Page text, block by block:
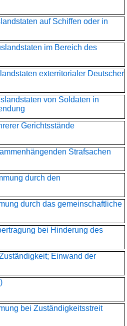
auf Schiffen oder in
im Bereich des
exterritorialer Deutscher
von Soldaten in
Gerichtsstände
Strafsachen
durch den
durch das gemeinschaftliche
bei Hinderung des
Einwand der
bei Zuständigkeitsstreit